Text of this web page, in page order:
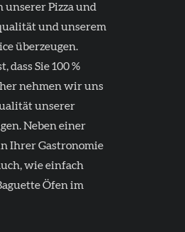
unserer Pizza und
und unserem
überzeugen.
dass Sie 100 %
nehmen wir uns
unserer
Neben einer
Ihrer Gastronomie
wie einfach
Öfen im